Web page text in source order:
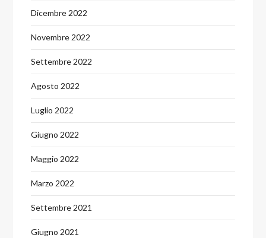
Dicembre 2022
Novembre 2022
Settembre 2022
Agosto 2022
Luglio 2022
Giugno 2022
Maggio 2022
Marzo 2022
Settembre 2021
Giugno 2021